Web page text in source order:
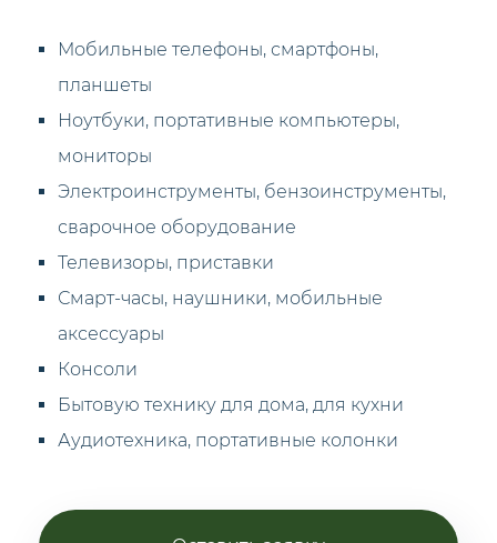
Мобильные телефоны, смартфоны,
планшеты
Ноутбуки, портативные компьютеры,
мониторы
Электроинструменты, бензоинструменты,
сварочное оборудование
Телевизоры, приставки
Смарт-часы, наушники, мобильные
аксессуары
Консоли
Бытовую технику для дома, для кухни
Аудиотехника, портативные колонки